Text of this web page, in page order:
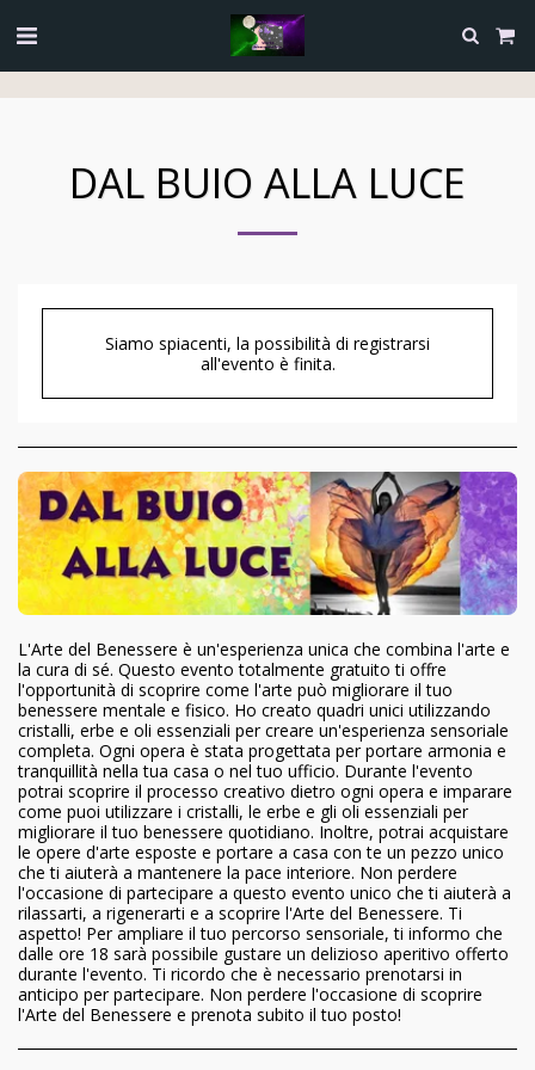
Privacy Policy
DAL BUIO ALLA LUCE
Siamo spiacenti, la possibilità di registrarsi
all'evento è finita.
L'Arte del Benessere è un'esperienza unica che combina l'arte e
la cura di sé. Questo evento totalmente gratuito ti offre
l'opportunità di scoprire come l'arte può migliorare il tuo
benessere mentale e fisico. Ho creato quadri unici utilizzando
cristalli, erbe e oli essenziali per creare un'esperienza sensoriale
completa. Ogni opera è stata progettata per portare armonia e
tranquillità nella tua casa o nel tuo ufficio. Durante l'evento
potrai scoprire il processo creativo dietro ogni opera e imparare
come puoi utilizzare i cristalli, le erbe e gli oli essenziali per
migliorare il tuo benessere quotidiano. Inoltre, potrai acquistare
le opere d'arte esposte e portare a casa con te un pezzo unico
che ti aiuterà a mantenere la pace interiore. Non perdere
l'occasione di partecipare a questo evento unico che ti aiuterà a
rilassarti, a rigenerarti e a scoprire l'Arte del Benessere. Ti
aspetto! Per ampliare il tuo percorso sensoriale, ti informo che
dalle ore 18 sarà possibile gustare un delizioso aperitivo offerto
durante l'evento. Ti ricordo che è necessario prenotarsi in
anticipo per partecipare. Non perdere l'occasione di scoprire
l'Arte del Benessere e prenota subito il tuo posto!